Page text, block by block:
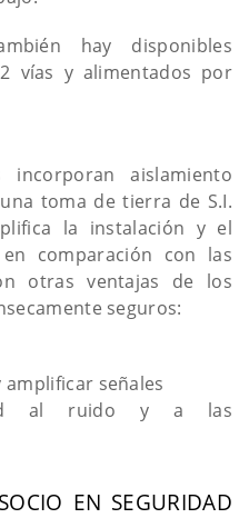
hay disponibles
vías y alimentados por
incorporan aislamiento
toma de tierra de S.I.
la instalación y el
comparación con las
otras ventajas de los
seguros:
señales
al ruido y a las
EN SEGURIDAD